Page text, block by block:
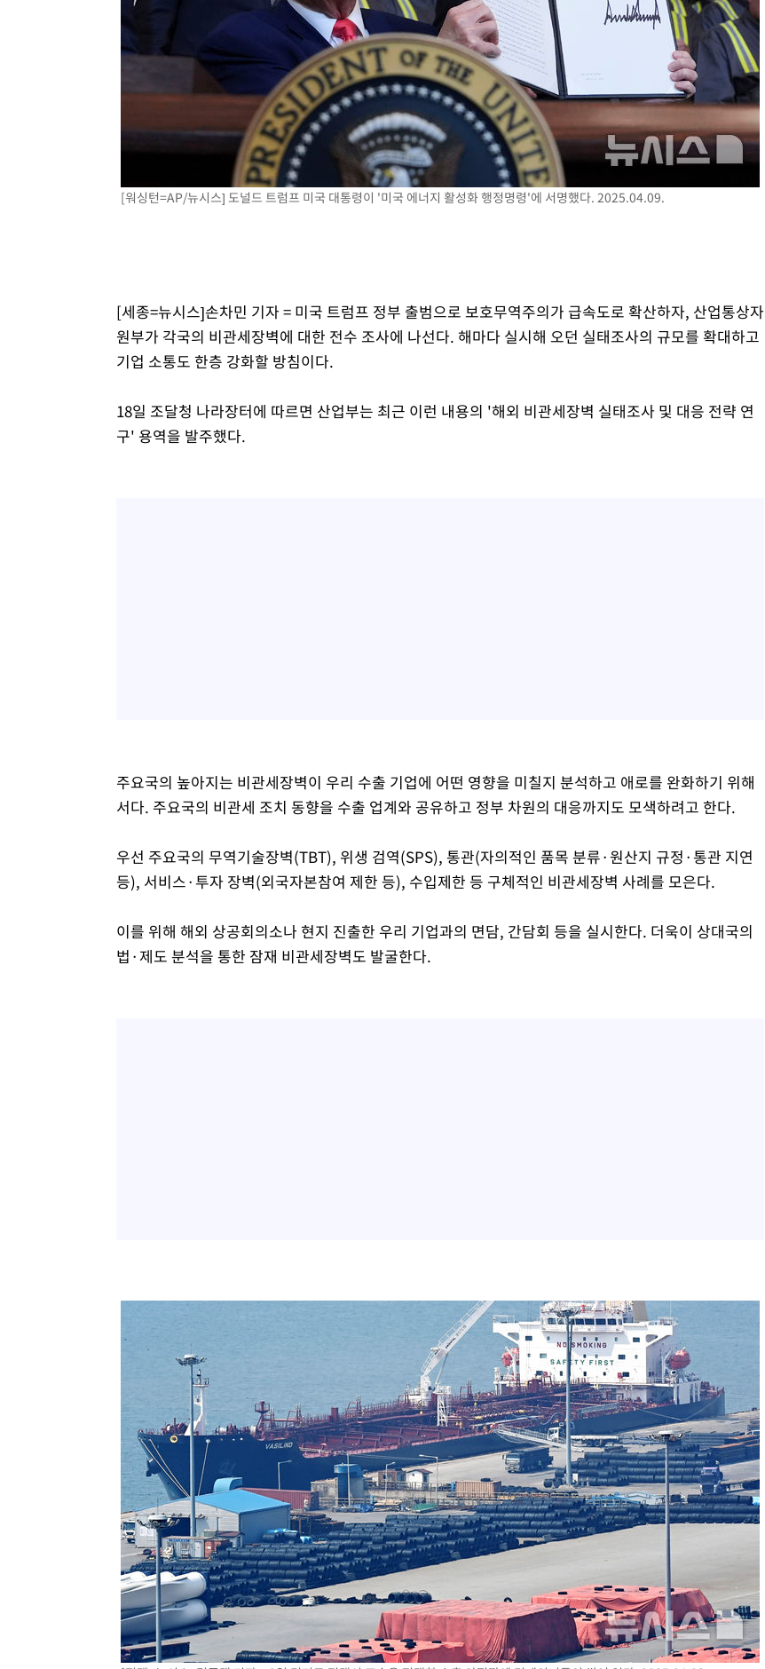
[워싱턴=AP/뉴시스] 도널드 트럼프 미국 대통령이 '미국 에너지 활성화 행정명령'에 서명했다. 2025.04.09.
[세종=뉴시스]손차민 기자 = 미국 트럼프 정부 출범으로 보호무역주의가 급속도로 확산하자, 산업통상자
원부가 각국의 비관세장벽에 대한 전수 조사에 나선다. 해마다 실시해 오던 실태조사의 규모를 확대하고
기업 소통도 한층 강화할 방침이다.
18일 조달청 나라장터에 따르면 산업부는 최근 이런 내용의 '해외 비관세장벽 실태조사 및 대응 전략 연
구' 용역을 발주했다.
주요국의 높아지는 비관세장벽이 우리 수출 기업에 어떤 영향을 미칠지 분석하고 애로를 완화하기 위해
서다. 주요국의 비관세 조치 동향을 수출 업계와 공유하고 정부 차원의 대응까지도 모색하려고 한다.
우선 주요국의 무역기술장벽(TBT), 위생 검역(SPS), 통관(자의적인 품목 분류·원산지 규정·통관 지연
등), 서비스·투자 장벽(외국자본참여 제한 등), 수입제한 등 구체적인 비관세장벽 사례를 모은다.
이를 위해 해외 상공회의소나 현지 진출한 우리 기업과의 면담, 간담회 등을 실시한다. 더욱이 상대국의
법·제도 분석을 통한 잠재 비관세장벽도 발굴한다.